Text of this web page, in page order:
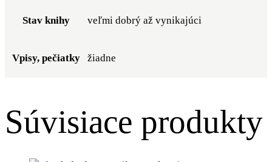
Stav knihy veľmi dobrý až vynikajúci
Vpisy, pečiatky žiadne
Súvisiace produkty